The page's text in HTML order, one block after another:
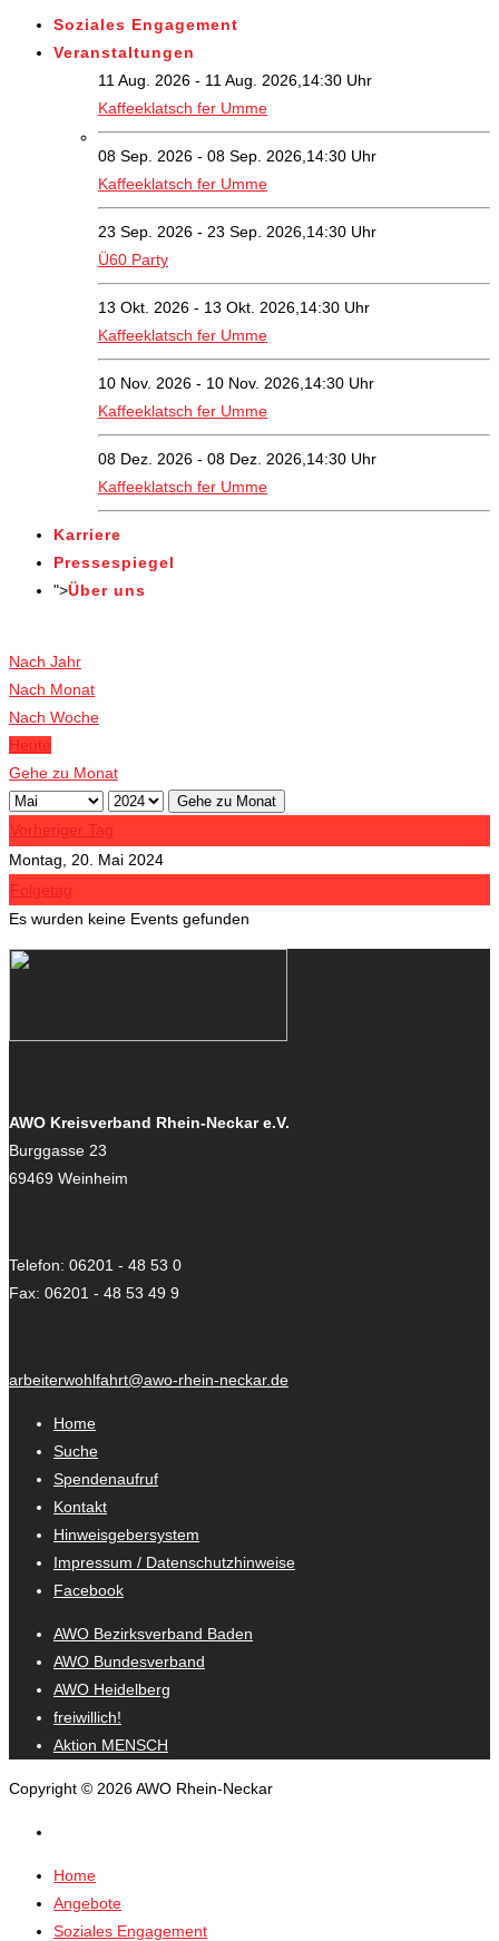
Soziales Engagement
Veranstaltungen
11 Aug. 2026 - 11 Aug. 2026,14:30 Uhr
Kaffeeklatsch fer Umme
08 Sep. 2026 - 08 Sep. 2026,14:30 Uhr
Kaffeeklatsch fer Umme
23 Sep. 2026 - 23 Sep. 2026,14:30 Uhr
Ü60 Party
13 Okt. 2026 - 13 Okt. 2026,14:30 Uhr
Kaffeeklatsch fer Umme
10 Nov. 2026 - 10 Nov. 2026,14:30 Uhr
Kaffeeklatsch fer Umme
08 Dez. 2026 - 08 Dez. 2026,14:30 Uhr
Kaffeeklatsch fer Umme
Karriere
Pressespiegel
">Über uns
Nach Jahr
Nach Monat
Nach Woche
Heute
Gehe zu Monat
Gehe zu Monat
Vorheriger Tag
Montag, 20. Mai 2024
Folgetag
Es wurden keine Events gefunden
AWO Kreisverband Rhein-Neckar e.V.
Burggasse 23
69469 Weinheim
Telefon: 06201 - 48 53 0
Fax: 06201 - 48 53 49 9
arbeiterwohlfahrt@awo-rhein-neckar.de
Home
Suche
Spendenaufruf
Kontakt
Hinweisgebersystem
Impressum / Datenschutzhinweise
Facebook
AWO Bezirksverband Baden
AWO Bundesverband
AWO Heidelberg
freiwillich!
Aktion MENSCH
Copyright © 2026 AWO Rhein-Neckar
Home
Angebote
Soziales Engagement